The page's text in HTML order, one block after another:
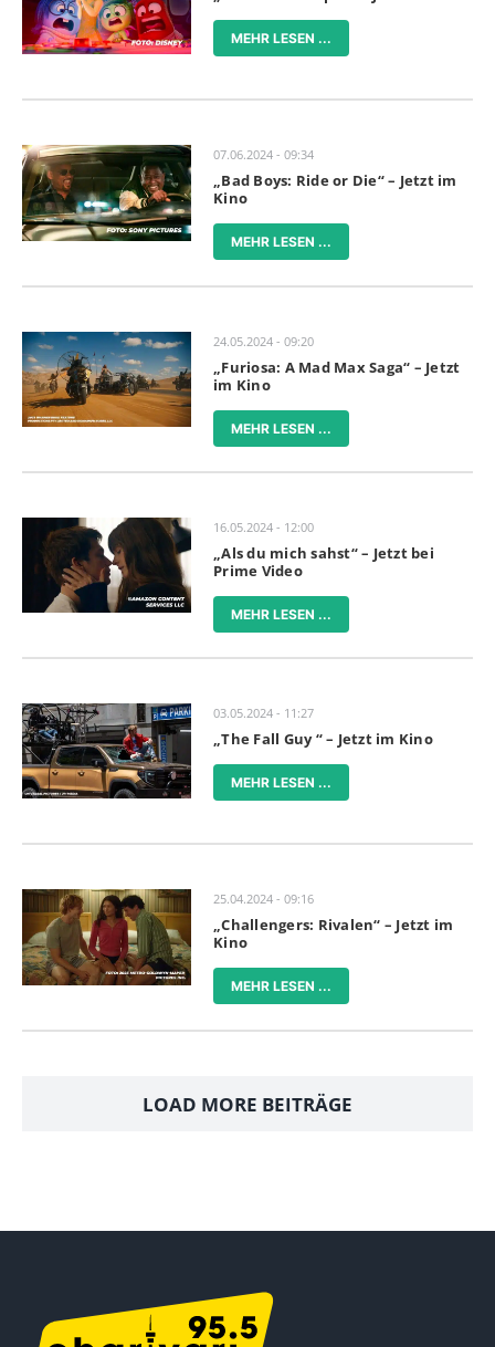
MEHR LESEN ...
07.06.2024 - 09:34
„Bad Boys: Ride or Die“ – Jetzt im
Kino
MEHR LESEN ...
24.05.2024 - 09:20
„Furiosa: A Mad Max Saga“ – Jetzt
im Kino
MEHR LESEN ...
16.05.2024 - 12:00
„Als du mich sahst“ – Jetzt bei
Prime Video
MEHR LESEN ...
03.05.2024 - 11:27
„The Fall Guy “ – Jetzt im Kino
MEHR LESEN ...
25.04.2024 - 09:16
„Challengers: Rivalen“ – Jetzt im
Kino
MEHR LESEN ...
LOAD MORE BEITRÄGE